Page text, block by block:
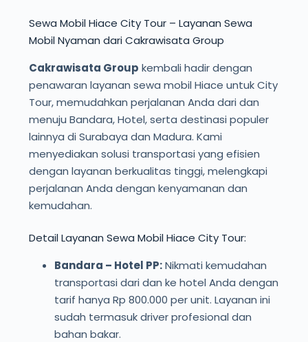
Sewa Mobil Hiace City Tour – Layanan Sewa
Mobil Nyaman dari Cakrawisata Group
Cakrawisata Group kembali hadir dengan
penawaran layanan sewa mobil Hiace untuk City
Tour, memudahkan perjalanan Anda dari dan
menuju Bandara, Hotel, serta destinasi populer
lainnya di Surabaya dan Madura. Kami
menyediakan solusi transportasi yang efisien
dengan layanan berkualitas tinggi, melengkapi
perjalanan Anda dengan kenyamanan dan
kemudahan.
Detail Layanan Sewa Mobil Hiace City Tour:
Bandara – Hotel PP:Nikmati kemudahan
transportasi dari dan ke hotel Anda dengan
tarif hanya Rp 800.000 per unit. Layanan ini
sudah termasuk driver profesional dan
bahan bakar.